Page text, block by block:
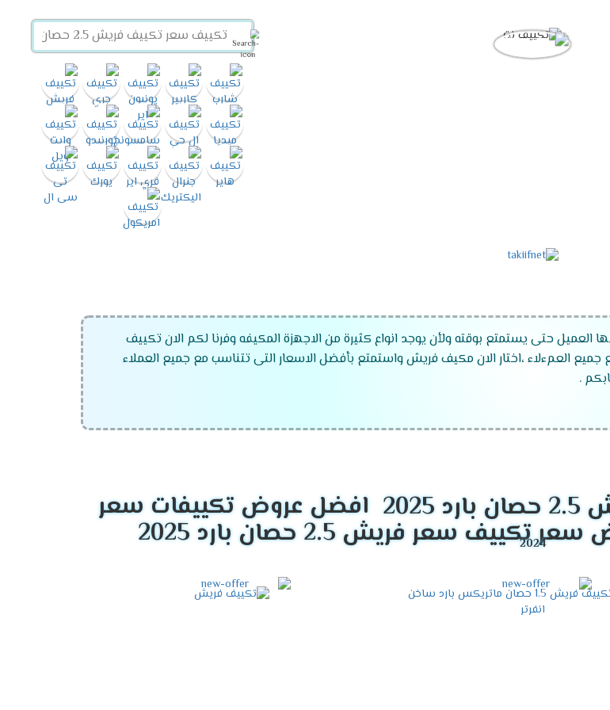
العميل حتى يستمتع بوقته ولأن يوجد انواع كثيرة من الاجهزة المكيفه وفرنا لكم الان تكييف
جميع العمءلاء ،اختار الان مكيف فريش واستمتع بأفضل الاسعار التى تتناسب مع جميع العملاء
.
تكييف فريش2024
تكييف فريش
افضل عروض تكييفات سعر